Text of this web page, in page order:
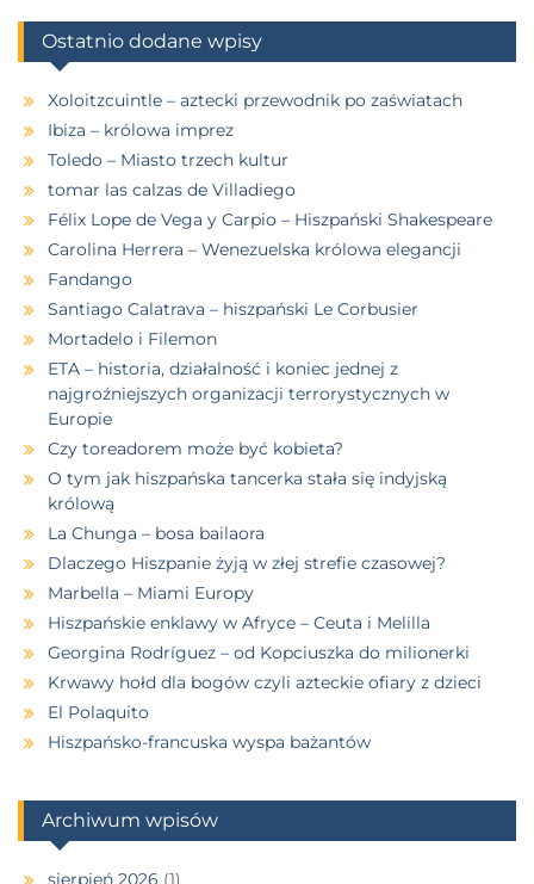
Ostatnio dodane wpisy
Xoloitzcuintle – aztecki przewodnik po zaświatach
Ibiza – królowa imprez
Toledo – Miasto trzech kultur
tomar las calzas de Villadiego
Félix Lope de Vega y Carpio – Hiszpański Shakespeare
Carolina Herrera – Wenezuelska królowa elegancji
Fandango
Santiago Calatrava – hiszpański Le Corbusier
Mortadelo i Filemon
ETA – historia, działalność i koniec jednej z
najgroźniejszych organizacji terrorystycznych w
Europie
Czy toreadorem może być kobieta?
O tym jak hiszpańska tancerka stała się indyjską
królową
La Chunga – bosa bailaora
Dlaczego Hiszpanie żyją w złej strefie czasowej?
Marbella – Miami Europy
Hiszpańskie enklawy w Afryce – Ceuta i Melilla
Georgina Rodríguez – od Kopciuszka do milionerki
Krwawy hołd dla bogów czyli azteckie ofiary z dzieci
El Polaquito
Hiszpańsko-francuska wyspa bażantów
Archiwum wpisów
sierpień 2026 (1)